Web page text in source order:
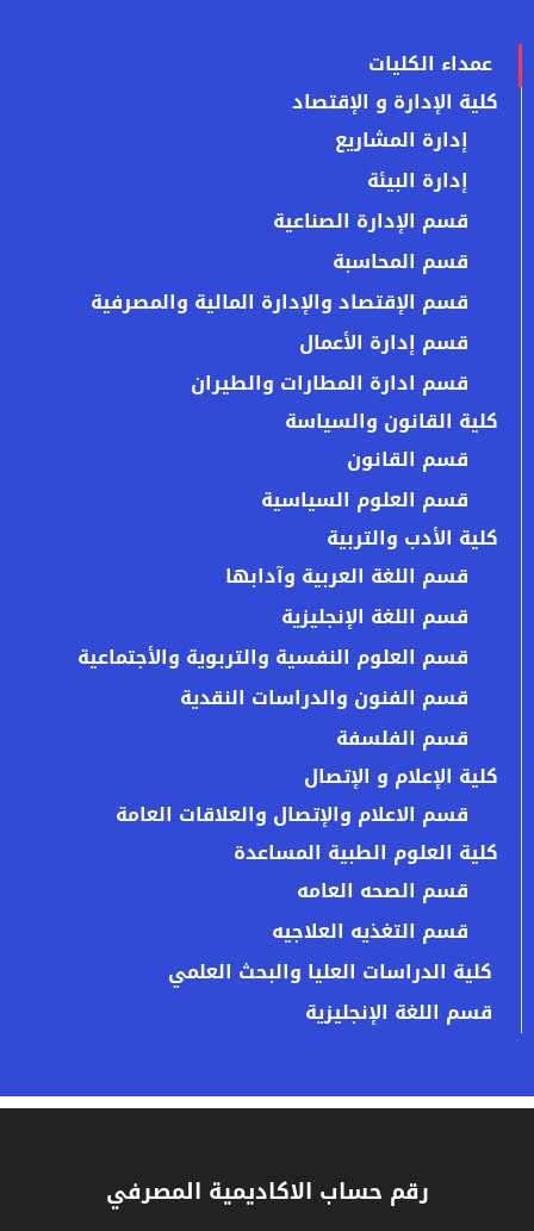
عمداء الكليات
كلية الإدارة و الإقتصاد
إدارة المشاريع
إدارة البيئة
قسم الإدارة الصناعية
قسم المحاسبة
قسم الإقتصاد والإدارة المالية والمصرفية
قسم إدارة الأعمال
قسم ادارة المطارات والطيران
كلية القانون والسياسة
قسم القانون
قسم العلوم السياسية
كلية الأدب والتربية
قسم اللغة العربية وآدابها
قسم اللغة الإنجليزية
قسم العلوم النفسية والتربوية والأجتماعية
قسم الفنون والدراسات النقدية
قسم الفلسفة
كلية الإعلام و الإتصال
قسم الاعلام والإتصال والعلاقات العامة
كلية العلوم الطبية المساعدة
قسم الصحه العامه
قسم التغذيه العلاجيه
كلية الدراسات العليا والبحث العلمي
قسم اللغة الإنجليزية
رقم حساب الاكاديمية المصرفي